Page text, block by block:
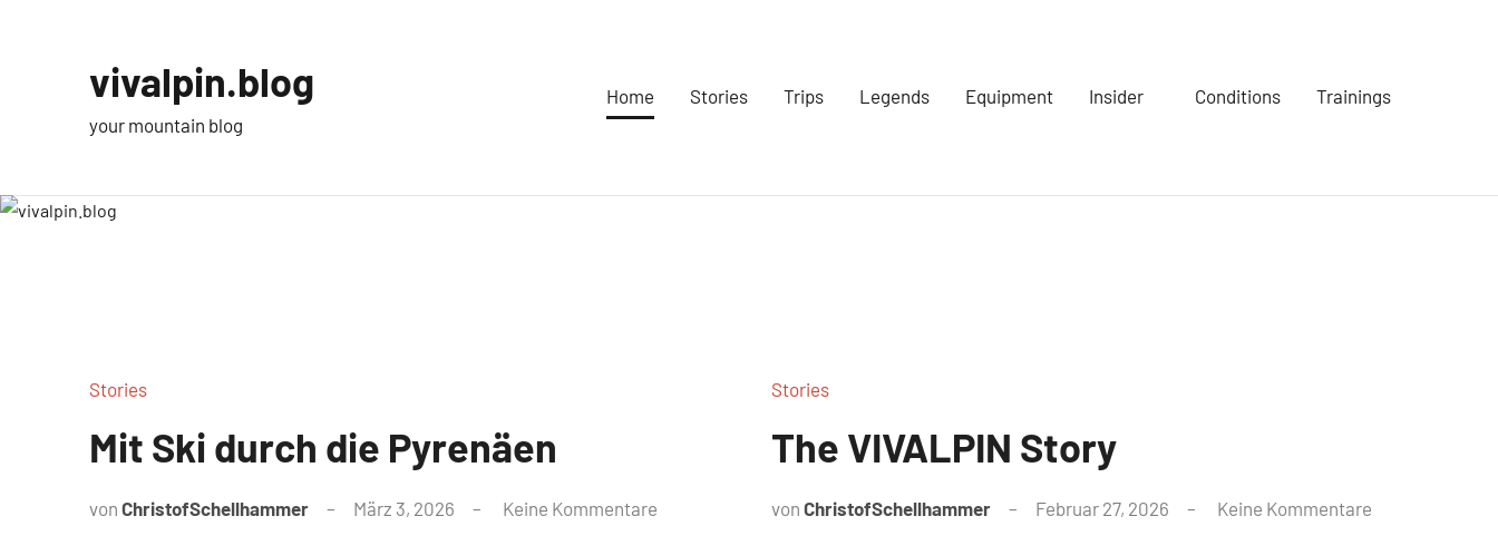
vivalpin.blog
your mountain blog
Home Stories Trips Legends Equipment Insider Conditions Trainings
Stories
Mit Ski durch die Pyrenäen
von ChristofSchellhammer März 3, 2026 Keine Kommentare
Stories
The VIVALPIN Story
von ChristofSchellhammer Februar 27, 2026 Keine Kommentare